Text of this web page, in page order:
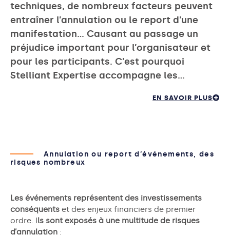
techniques, de nombreux facteurs peuvent
entraîner l’annulation ou le report d’une
manifestation… Causant au passage un
préjudice important pour l’organisateur et
pour les participants. C’est pourquoi
Stelliant Expertise accompagne les…
EN SAVOIR PLUS
Annulation ou report d’événements, des
risques nombreux
Les événements représentent des investissements
conséquents et des enjeux financiers de premier
ordre. Ils sont exposés à une multitude de risques
d’annulation :